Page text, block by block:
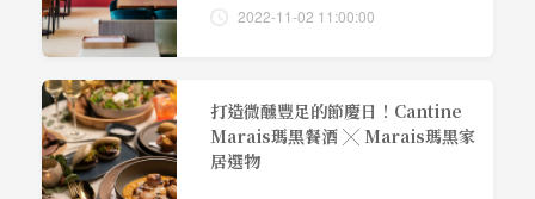
2022-11-02 11:00:00
打造微醺豐足的節慶日！Cantine
Marais瑪黑餐酒 ╳ Marais瑪黑家
居選物